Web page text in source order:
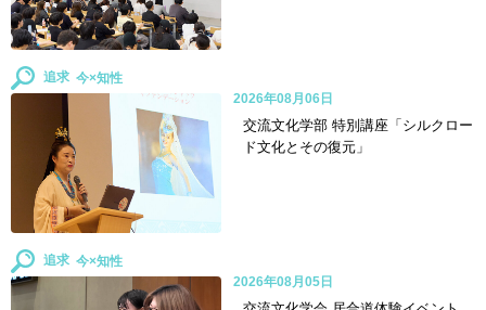
追求
交流文化学部 特別講座「シルクロー
ド文化とその復元」
2026年08月06日
追求
2026年08月05日